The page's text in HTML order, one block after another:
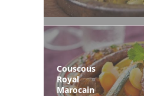
Couscous
Royal
Marocain